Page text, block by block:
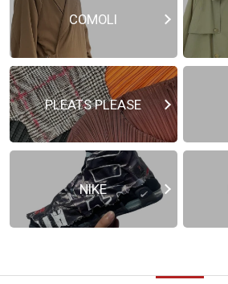
COMOLI
PLEATS PLEASE
NIKE